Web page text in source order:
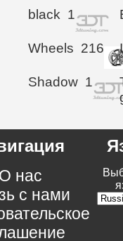
black 1
Wheels 216
Shadow 1
нас
с нами